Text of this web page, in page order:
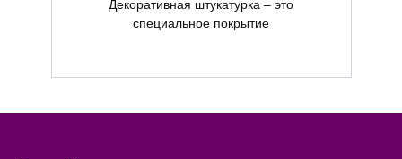
Декоративная штукатурка – это
специальное покрытие